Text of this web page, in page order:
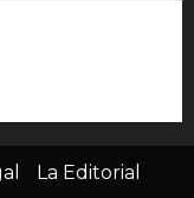
La Editorial